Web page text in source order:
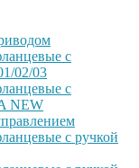
с
02/03
с
NEW
с ручкой